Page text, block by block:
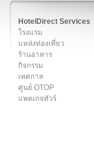
HotelDirect Services
โรงแรม
แหล่งท่องเที่ยว
ร้านอาหาร
กิจกรรม
เทศกาล
ศูนย์ OTOP
แพคเกจทัวร์